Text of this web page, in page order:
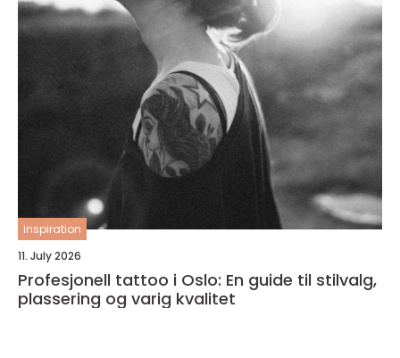
inspiration
11. July 2026
Profesjonell tattoo i Oslo: En guide til stilvalg,
plassering og varig kvalitet